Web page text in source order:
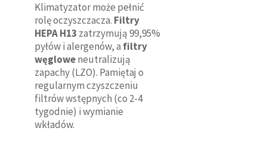
Klimatyzator może pełnić
rolę oczyszczacza. Filtry
HEPA H13 zatrzymują 99,95%
pyłów i alergenów, a filtry
węgloweneutralizują
zapachy (LZO). Pamiętaj o
regularnym czyszczeniu
filtrów wstępnych (co 2-4
tygodnie) i wymianie
wkładów.